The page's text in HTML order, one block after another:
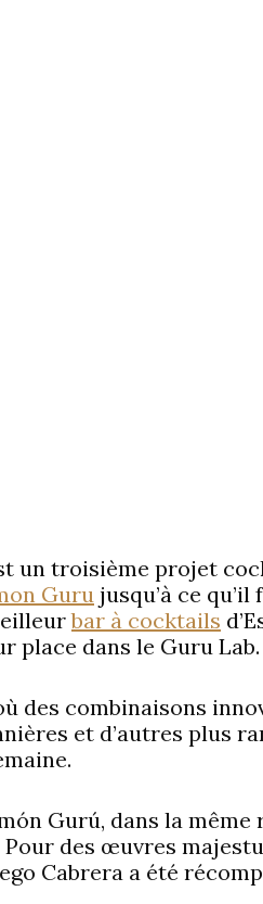
un troisième projet
Guru jusqu’à ce
bar à cocktails
place dans le Guru Lab.
des combinaisons
et d’autres plus
Gurú, dans la même
des œuvres
Cabrera a été